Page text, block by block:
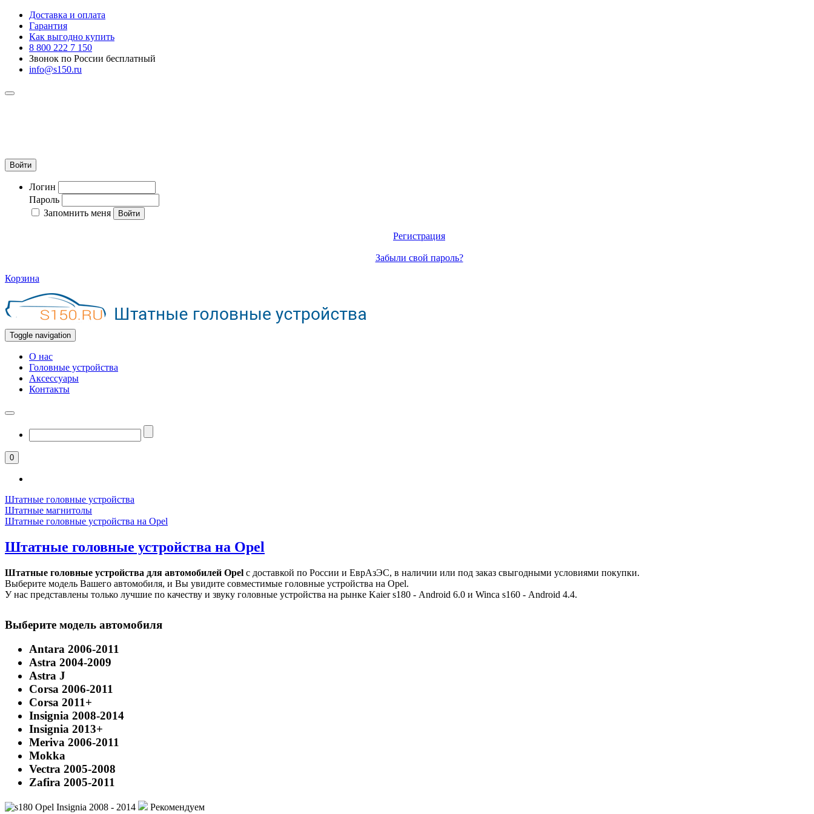
Доставка и оплата
Гарантия
Как выгодно купить
8 800 222 7 150
Звонок по России бесплатный
info@s150.ru
Войти
Логин
Пароль
Запомнить меня
Регистрация
Забыли свой пароль?
Корзина
Toggle navigation
О нас
Головные устройства
Аксессуары
Контакты
0
Штатные головные устройства
Штатные магнитолы
Штатные головные устройства на Opel
Штатные головные устройства на Opel
Штатные головные устройства для автомобилей Opel с доставкой по России и ЕврАзЭС, в наличии или под заказ свыгодными условиями покупки.
Выберите модель Вашего автомобиля, и Вы увидите совместимые головные устройства на Opel.
У нас представлены только лучшие по качеству и звуку головные устройства на рынке Kaier s180 - Аndroid 6.0 и Winca s160 - Аndroid 4.4.
Выберите модель автомобиля
Antara 2006-2011
Astra 2004-2009
Astra J
Corsa 2006-2011
Corsa 2011+
Insignia 2008-2014
Insignia 2013+
Meriva 2006-2011
Mokka
Vectra 2005-2008
Zafira 2005-2011
Рекомендуем